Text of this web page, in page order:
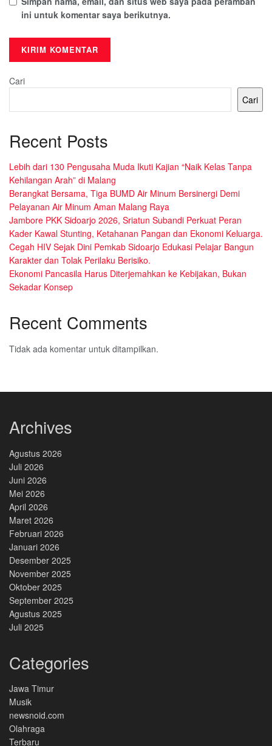
ini untuk komentar saya berikutnya.
Cari
Cari
Recent Posts
Lebih dari 130 Pengusaha Muda Ikuti Kajian “Naik Kelas Tanpa
Kehilangan Arah” di Malang
Berangkat Bersama, Tiga BUMD Air Minum Bersinergi Demi
Pelayanan Air Minum Aman Malang Raya
Jambore PKK Sidoarjo 2026, Sriatun Subandi Perkuat Peran
Kader Kawal Stunting, Ketahanan Pangan dan Ekonomi Keluarga.
Cegah HIV Sejak Dini Pemkab Sidoarjo Edukasi Pelajar Bangun
Karakter dan Tolak Perilaku Berisiko.
Ekonomi Pancasila Harus Diterjemahkan ke Kebijakan, Bukan
Sekadar Konsep
Recent Comments
Tidak ada komentar untuk ditampilkan.
Archives
Agustus 2026
Juli 2026
Juni 2026
Mei 2026
April 2026
Maret 2026
Februari 2026
Januari 2026
Desember 2025
November 2025
Oktober 2025
September 2025
Agustus 2025
Juli 2025
Categories
Jawa Timur
Musik
newsnoid.com
Olahraga
Terbaru